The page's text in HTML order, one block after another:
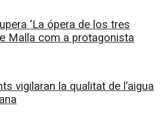
‘La ópera de los tres
Malla com a protagonista
vigilaran la qualitat de l’aigua